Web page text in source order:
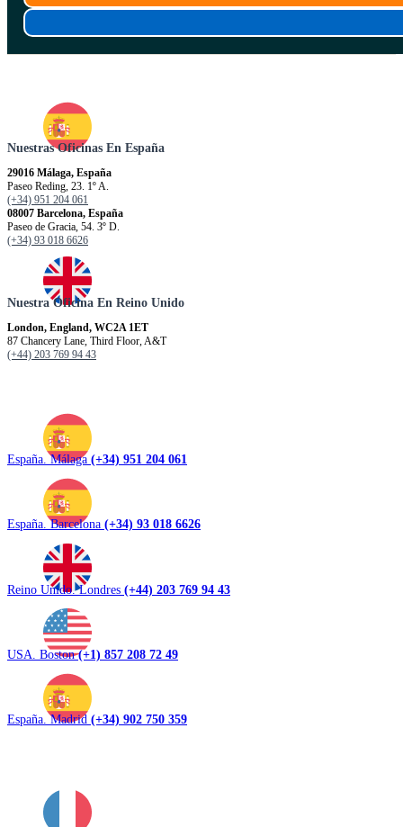
Nuestras Oficinas En España
29016 Málaga, España
Paseo Reding, 23. 1º A.
(+34) 951 204 061
08007 Barcelona, España
Paseo de Gracia, 54. 3º D.
(+34) 93 018 6626
Nuestra Oficina En Reino Unido
London, England, WC2A 1ET
87 Chancery Lane, Third Floor, A&T
(+44) 203 769 94 43
España. Málaga (+34) 951 204 061
España. Barcelona (+34) 93 018 6626
Reino Unido. Londres (+44) 203 769 94 43
USA. Boston(+1) 857 208 72 49
España. Madrid (+34) 902 750 359